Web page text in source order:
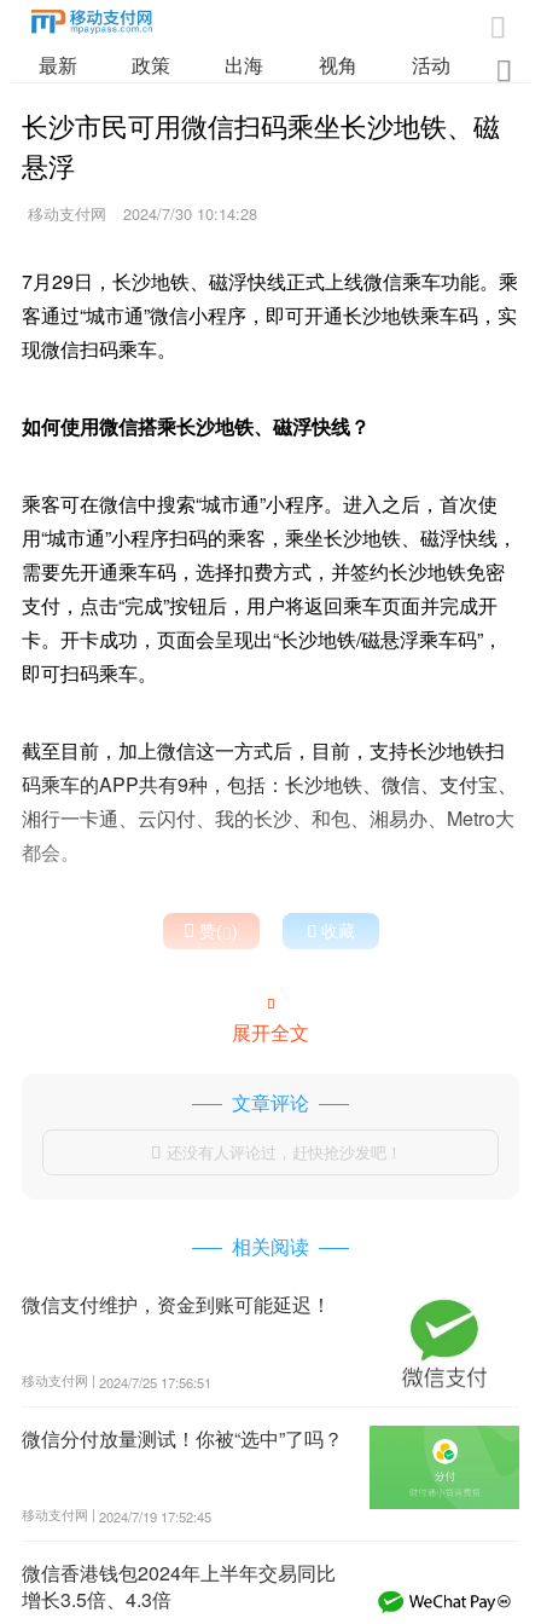

最新 政策 出海 视角 活动 业

长沙市民可用微信扫码乘坐长沙地铁、磁
悬浮
移动支付网 2024/7/30 10:14:28
7月29日，长沙地铁、磁浮快线正式上线微信乘车功能。乘
客通过“城市通”微信小程序，即可开通长沙地铁乘车码，实
现微信扫码乘车。
如何使用微信搭乘长沙地铁、磁浮快线？
乘客可在微信中搜索“城市通”小程序。进入之后，首次使
用“城市通”小程序扫码的乘客，乘坐长沙地铁、磁浮快线，
需要先开通乘车码，选择扣费方式，并签约长沙地铁免密
支付，点击“完成”按钮后，用户将返回乘车页面并完成开
卡。开卡成功，页面会呈现出“长沙地铁/磁悬浮乘车码”，
即可扫码乘车。
截至目前，加上微信这一方式后，目前，支持长沙地铁扫
码乘车的APP共有9种，包括：长沙地铁、微信、支付宝、
湘行一卡通、云闪付、我的长沙、和包、湘易办、Metro大
都会。
 赞()  收藏

展开全文
文章评论
 还没有人评论过，赶快抢沙发吧！
相关阅读
微信支付维护，资金到账可能延迟！
移动支付网 | 2024/7/25 17:56:51
微信分付放量测试！你被“选中”了吗？
移动支付网 | 2024/7/19 17:52:45
微信香港钱包2024年上半年交易同比
增长3.5倍、4.3倍